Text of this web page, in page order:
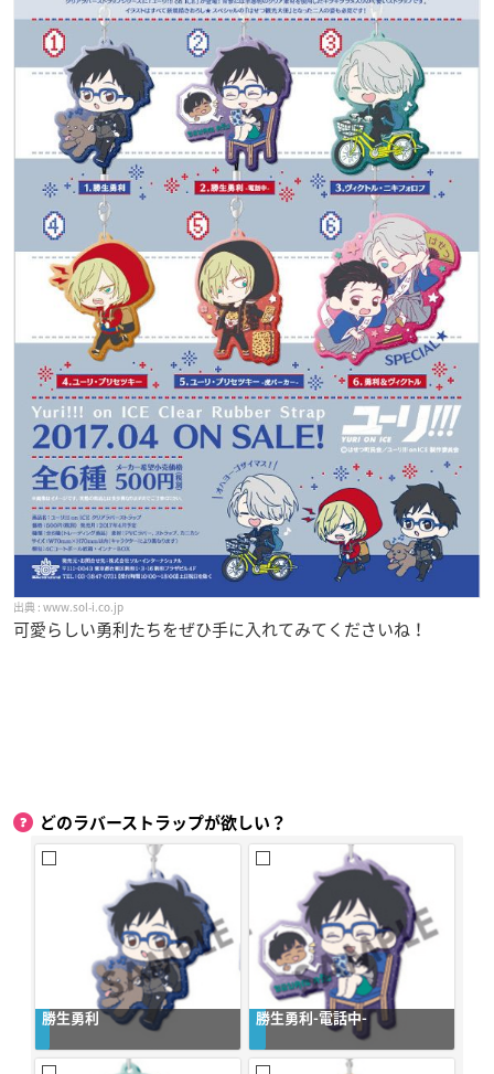
www.sol-i.co.jp
可愛らしい勇利たちをぜひ手に入れてみてくださいね！
どのラバーストラップが欲しい？
勝生勇利 勝生勇利-電話中-